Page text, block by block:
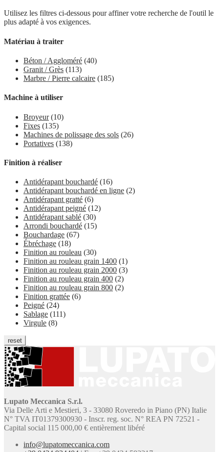
Utilisez les filtres ci-dessous pour affiner votre recherche de l'outil le
plus adapté à vos exigences.
Matériau à traiter
Béton / Aggloméré (40)
Granit / Grès (113)
Marbre / Pierre calcaire (185)
Machine à utiliser
Broyeur (10)
Fixes (135)
Machines de polissage des sols (26)
Portatives (138)
Finition à réaliser
Antidérapant bouchardé (16)
Antidérapant bouchardé en ligne (2)
Antidérapant gratté (6)
Antidérapant peigné (12)
Antidérapant sablé (30)
Arrondi bouchardé (15)
Bouchardage (67)
Ébréchage (18)
Finition au rouleau (30)
Finition au rouleau grain 1400 (1)
Finition au rouleau grain 2000 (3)
Finition au rouleau grain 400 (2)
Finition au rouleau grain 800 (2)
Finition grattée (6)
Peigné (24)
Sablage (111)
Virgule (8)
reset
Lupato Meccanica S.r.l.
Via Delle Arti e Mestieri, 3 - 33080 Roveredo in Piano (PN) Italie
N° TVA IT01379300930 - Inscr. reg. soc. N° REA PN 72521 -
Capital social 115 000,00 € entièrement libéré
info@lupatomeccanica.com